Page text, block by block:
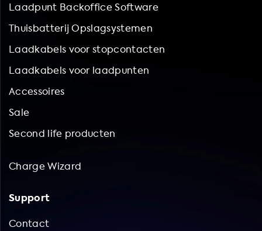
Laadpunt Backoffice Software
Thuisbatterij Opslagsystemen
Laadkabels voor stopcontacten
Laadkabels voor laadpunten
Accessoires
Sale
Second life producten
Charge Wizard
Support
Contact